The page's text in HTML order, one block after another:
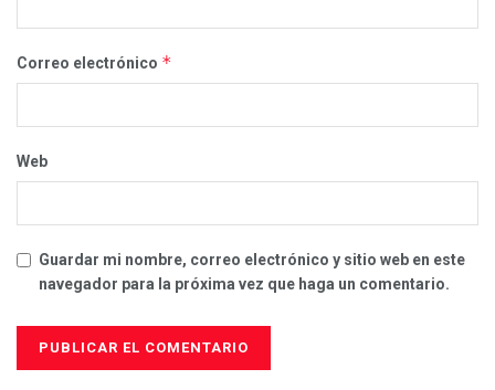
Correo electrónico *
Web
Guardar mi nombre, correo electrónico y sitio web en este
navegador para la próxima vez que haga un comentario.